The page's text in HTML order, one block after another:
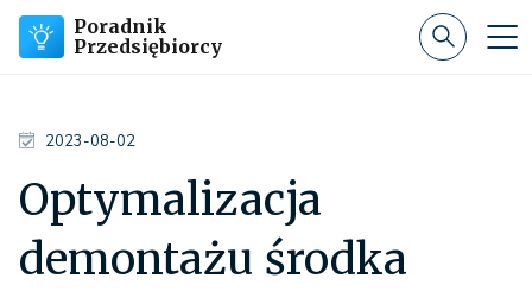
Poradnik
Przedsiębiorcy
2023-08-02
Optymalizacja
demontażu środka